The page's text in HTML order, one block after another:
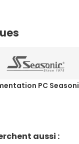
PC
aussi :